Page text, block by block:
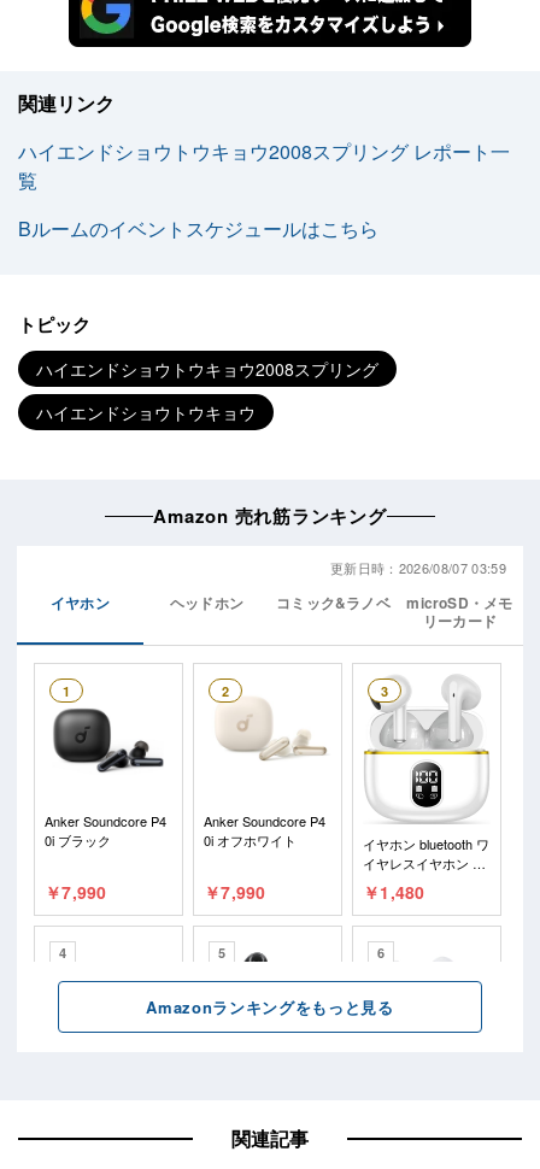
関連リンク
ハイエンドショウトウキョウ2008スプリング レポート一
覧
Bルームのイベントスケジュールはこちら
トピック
ハイエンドショウトウキョウ2008スプリング
ハイエンドショウトウキョウ
関連記事